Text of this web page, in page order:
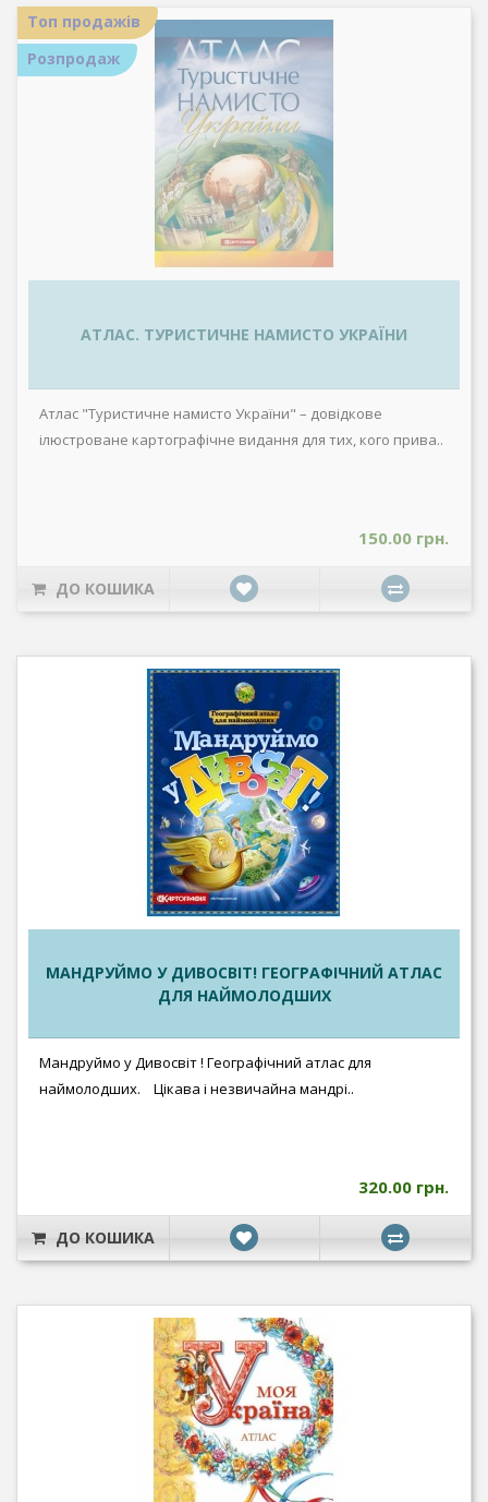
Топ продажів
Розпродаж
АТЛАС. ТУРИСТИЧНЕ НАМИСТО УКРАЇНИ
Атлас "Туристичне намисто України" – довідкове
ілюстроване картографічне видання для тих, кого прива..
150.00 грн.
ДО КОШИКА
МАНДРУЙМО У ДИВОСВІТ! ГЕОГРАФІЧНИЙ АТЛАС
ДЛЯ НАЙМОЛОДШИХ
Мандруймо у Дивосвіт ! Географічний атлас для
наймолодших. Цікава і незвичайна мандрі..
320.00 грн.
ДО КОШИКА